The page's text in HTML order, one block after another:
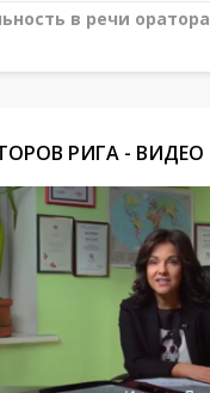
в речи оратора
РИГА - ВИДЕО